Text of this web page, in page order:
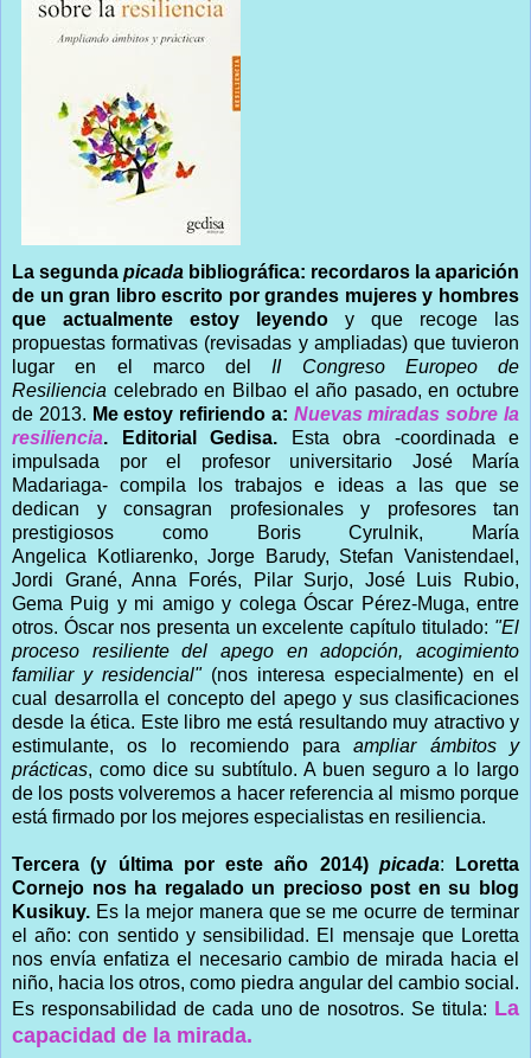
La segunda picada bibliográfica: recordaros la aparición
de un gran libro escrito por grandes mujeres y hombres
que actualmente estoy leyendo y que recoge las
propuestas formativas (revisadas y ampliadas) que tuvieron
lugar en el marco del
II Congreso Europeo de
Resiliencia celebrado en Bilbao el año pasado, en octubre
de 2013. Me estoy refiriendo a: Nuevas miradas sobre la
resiliencia. Editorial Gedisa.
Esta obra -coordinada e
impulsada por el profesor universitario José María
Madariaga- compila los trabajos e ideas a las que se
dedican y consagran profesionales y profesores tan
prestigiosos como Boris Cyrulnik, María
Angelica
Kotliarenko, Jorge Barudy, Stefan Vanistendael,
Jordi Grané, Anna Forés, Pilar Surjo, José Luis Rubio,
Gema Puig y mi amigo y colega Óscar Pérez-Muga, entre
otros. Óscar nos presenta un excelente capítulo titulado: "El
proceso resiliente del apego en adopción, acogimiento
familiar y residencial"(nos interesa especialmente) en el
cual desarrolla el concepto del apego y sus clasificaciones
desde la ética. Este libro me está resultando muy atractivo y
estimulante, os lo recomiendo para
ampliar ámbitos y
prácticas, como dice su subtítulo. A buen seguro a lo largo
de los posts volveremos a hacer referencia al mismo porque
está firmado por los mejores especialistas en resiliencia.
Tercera (y última por este año 2014) picada:
Loretta
Cornejo nos ha regalado un precioso post en su blog
Kusikuy. Es la mejor manera que se me ocurre de terminar
el año: con sentido y sensibilidad. El mensaje que Loretta
nos envía enfatiza el necesario cambio de mirada hacia el
niño, hacia los otros, como piedra angular del cambio social.
Es responsabilidad de cada uno de nosotros. Se titula: La
capacidad de la mirada.